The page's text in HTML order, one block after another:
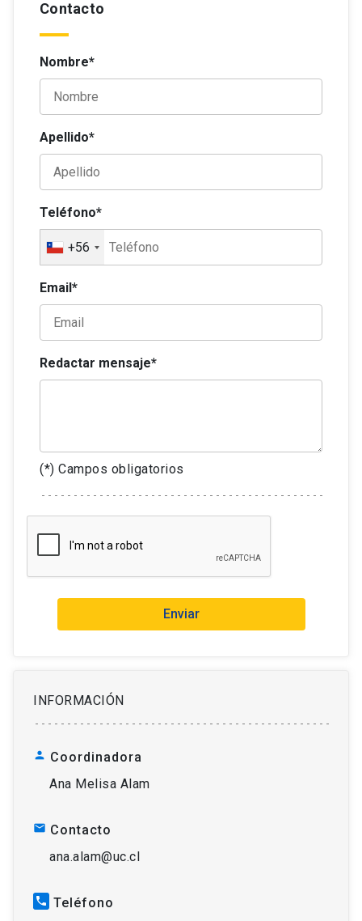
CI digitalizada por ambos lados.
INFORMACIÓN
person Coordinadora
Ana Melisa Alam
mail Contacto
ana.alam@uc.cl
phone Teléfono
Contacto
Nombre*
Apellido*
Teléfono*
+56
Email*
Redactar mensaje*
(*) Campos obligatorios
Enviar